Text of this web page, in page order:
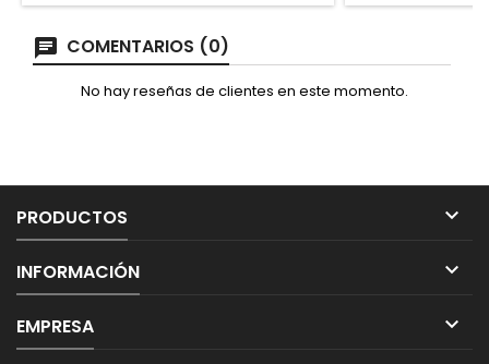
COMENTARIOS (0)
No hay reseñas de clientes en este momento.
PRODUCTOS 
INFORMACIÓN 
EMPRESA 